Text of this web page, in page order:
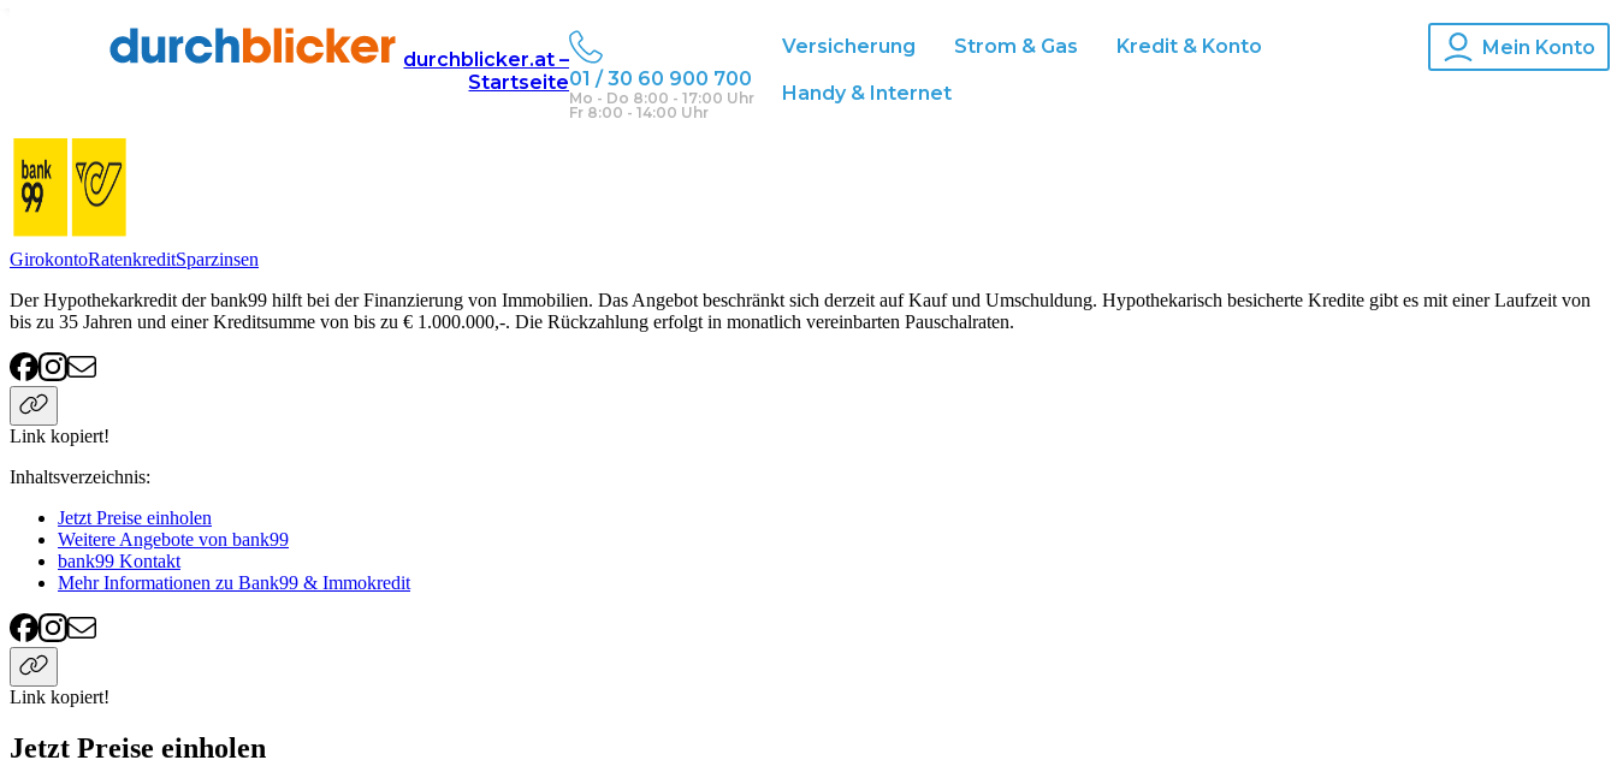
durchblicker.at –
Startseite01 / 30 60 900 700
Mo - Do 8:00 - 17:00 Uhr
Fr 8:00 - 14:00 Uhr
Versicherung Strom & Gas Kredit & Konto
Handy & Internet
Mein Konto
Finanzen immokredit bank99
GirokontoRatenkreditSparzinsen
Der Hypothekarkredit der bank99 hilft bei der Finanzierung von Immobilien. Das Angebot beschränkt sich derzeit auf Kauf und Umschuldung. Hypothekarisch besicherte Kredite gibt es mit einer Laufzeit von
bis zu 35 Jahren und einer Kreditsumme von bis zu € 1.000.000,-. Die Rückzahlung erfolgt in monatlich vereinbarten Pauschalraten.
Link kopiert!
Inhaltsverzeichnis:
Jetzt Preise einholen
Weitere Angebote von bank99
bank99 Kontakt
Mehr Informationen zu Bank99 & Immokredit
Link kopiert!
Jetzt Preise einholen